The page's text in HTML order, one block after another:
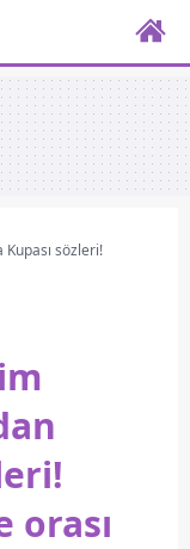
Kupası sözleri!
orası